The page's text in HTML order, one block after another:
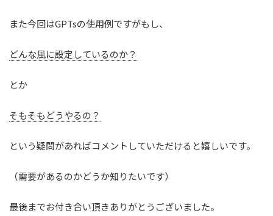
また今回はGPTsの使用例ですがもし、
どんな風に設定しているのか？
とか
そもそもどうやるの？
という疑問があればコメントしていただけると嬉しいです。
（需要があるのかどうか知りたいです）
最後までお付き合い頂きありがとうございました。